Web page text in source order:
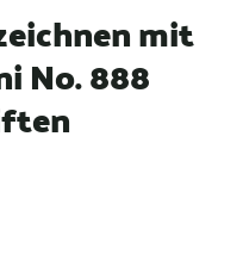
mit
No. 888